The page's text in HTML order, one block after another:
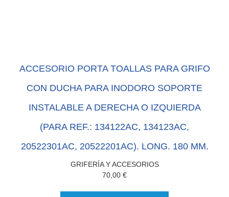
ACCESORIO PORTA TOALLAS PARA GRIFO
CON DUCHA PARA INODORO SOPORTE
INSTALABLE A DERECHA O IZQUIERDA
(PARA REF.: 134122AC, 134123AC,
20522301AC, 20522201AC). LONG. 180 MM.
GRIFERÍA Y ACCESORIOS
70,00 €